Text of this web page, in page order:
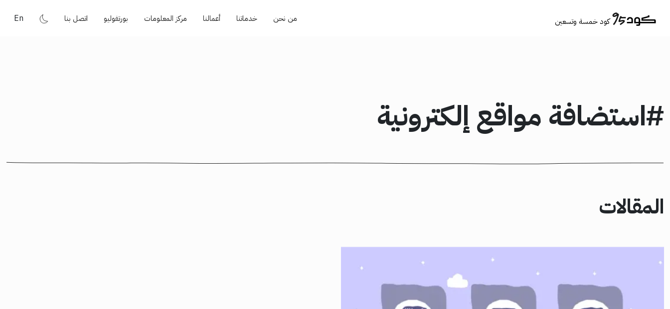
كود خمسة وتسعين من نحن خدماتنا أعمالنا مركز المعلومات بورتفوليو اتصل بنا En
#استضافة مواقع إلكترونية
المقالات